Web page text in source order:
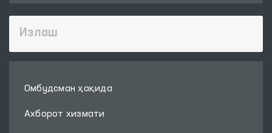
Омбудсман ҳақида
Ахборот хизмати